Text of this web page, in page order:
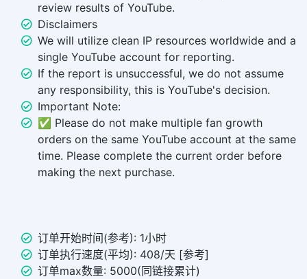
review results of YouTube.
Disclaimers
We will utilize clean IP resources worldwide and a
single YouTube account for reporting.
If the report is unsuccessful, we do not assume
any responsibility, this is YouTube's decision.
Important Note:
✅ Please do not make multiple fan growth
orders on the same YouTube account at the same
time. Please complete the current order before
making the next purchase.
订单开始时间(参考): 1小时
订单执行速度(平均): 408/天 [参考]
订单max数量: 5000(同链接累计)